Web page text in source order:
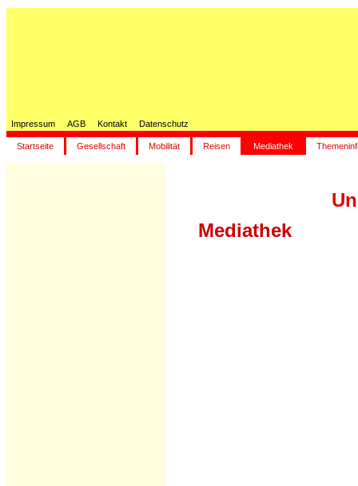
Impressum AGB Kontakt Datenschutz
Startseite Gesellschaft Mobilität Reisen Mediathek
Mediathek